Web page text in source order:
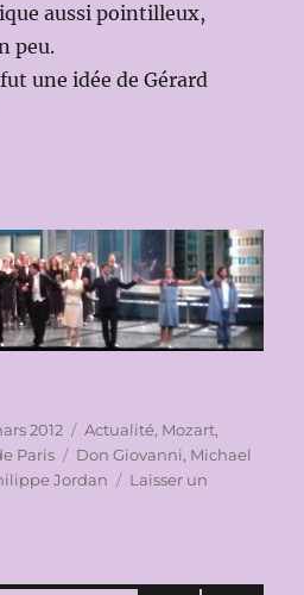
aussi pointilleux,
peu.
une idée de Gérard
2012 Catégories
Actualité, Mozart,
Paris Étiquettes
Don Giovanni, Michael
Jordan
Laisser un